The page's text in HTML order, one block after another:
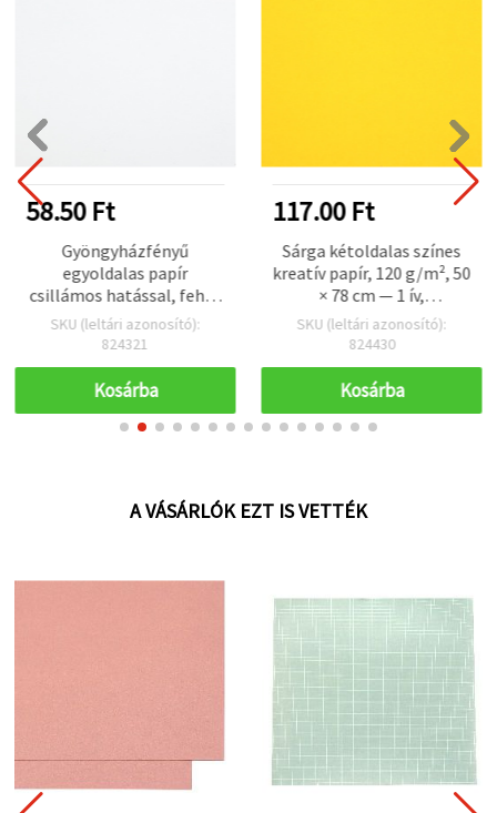
58.50 Ft
Gyöngyházfényű
egyoldalas papír
csillámos hatással, fehér
– 120 g/m², A4 – 1 lap
SKU (leltári azonosító):
824321
Kosárba
117.00 Ft
Sárga kétoldalas színes
kreatív papír, 120 g/m², 50
× 78 cm — 1 ív,
scrapbookhoz,
képeslapkészítéshez,
projektekhez
SKU (leltári azonosító):
824430
Kosárba
A VÁSÁRLÓK EZT IS VETTÉK